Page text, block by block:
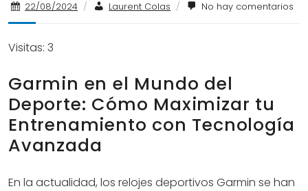
22/08/2024 / Laurent Colas / No hay comentarios
Visitas: 3
Garmin en el Mundo del
Deporte: Cómo Maximizar tu
Entrenamiento con Tecnología
Avanzada
En la actualidad, los relojes deportivos Garmin se han